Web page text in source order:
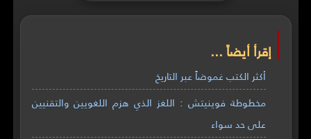
إقرأ أيضاً ...
أكثر الكتب غموضاً عبر التاريخ
مخطوطة فوينيتش : اللغز الذي هزم اللغويين والتقنيين
على حد سواء